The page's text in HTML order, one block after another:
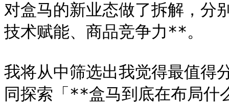
对盒马的新业态做了拆解，分
技术赋能、商品竞争力**。
我将从中筛选出我觉得最值得
同探索「**盒马到底在布局什